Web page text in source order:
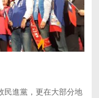
民進黨，更在大部分地